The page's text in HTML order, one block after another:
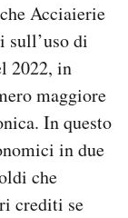
Acciaierie
sull’uso di
2022, in
maggiore
In questo
in due
che
crediti se